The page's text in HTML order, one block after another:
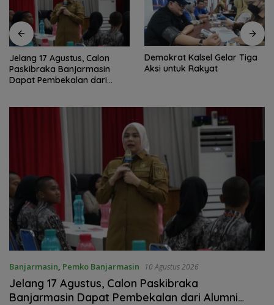
Jelang 17 Agustus, Calon
Paskibraka Banjarmasin
Dapat Pembekalan dari
Demokrat Kalsel Gelar Tiga
Aksi untuk Rakyat
Banjarmasin, Pemko Banjarmasin 10 Agustus 2026
Jelang 17 Agustus, Calon Paskibraka
Banjarmasin Dapat Pembekalan dari Alumni